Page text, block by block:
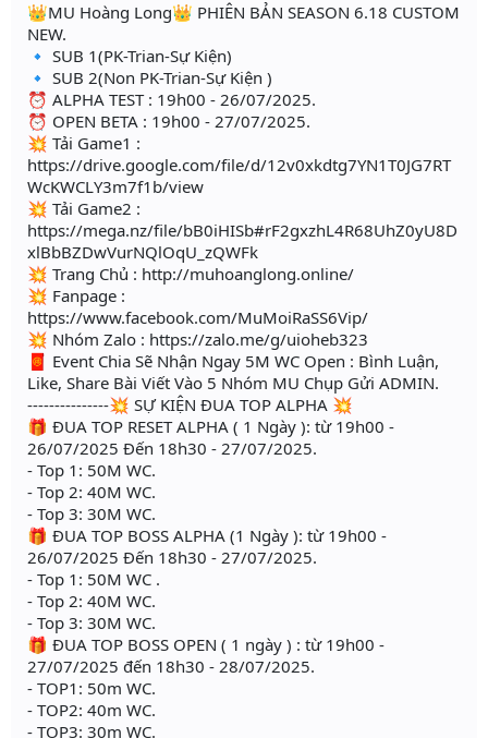
👑MU Hoàng Long👑 PHIÊN BẢN SEASON 6.18 CUSTOM
NEW.
🔹 SUB 1(PK-Trian-Sự Kiện)
🔹 SUB 2(Non PK-Trian-Sự Kiện )
⏰ ALPHA TEST : 19h00 - 26/07/2025.
⏰ OPEN BETA : 19h00 - 27/07/2025.
💥 Tải Game1 :
https://drive.google.com/file/d/12v0xkdtg7YN1T0JG7RT
WcKWCLY3m7f1b/view
💥 Tải Game2 :
https://mega.nz/file/bB0iHISb#rF2gxzhL4R68UhZ0yU8D
xlBbBZDwVurNQlOqU_zQWFk
💥 Trang Chủ : http://muhoanglong.online/
💥 Fanpage :
https://www.facebook.com/MuMoiRaSS6Vip/
💥 Nhóm Zalo : https://zalo.me/g/uioheb323
🧧 Event Chia Sẽ Nhận Ngay 5M WC Open : Bình Luận,
Like, Share Bài Viết Vào 5 Nhóm MU Chụp Gửi ADMIN.
---------------💥 SỰ KIỆN ĐUA TOP ALPHA 💥
🎁 ĐUA TOP RESET ALPHA ( 1 Ngày ): từ 19h00 -
26/07/2025 Đến 18h30 - 27/07/2025.
- Top 1: 50M WC.
- Top 2: 40M WC.
- Top 3: 30M WC.
🎁 ĐUA TOP BOSS ALPHA (1 Ngày ): từ 19h00 -
26/07/2025 Đến 18h30 - 27/07/2025.
- Top 1: 50M WC .
- Top 2: 40M WC.
- Top 3: 30M WC.
🎁 ĐUA TOP BOSS OPEN ( 1 ngày ) : từ 19h00 -
27/07/2025 đến 18h30 - 28/07/2025.
- TOP1: 50m WC.
- TOP2: 40m WC.
- TOP3: 30m WC.